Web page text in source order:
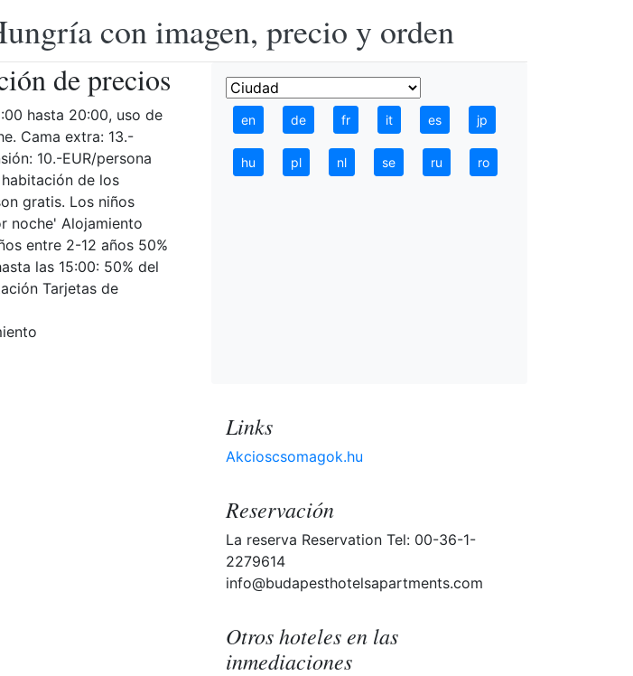
con imagen, precio y orden
de precios
hasta 20:00, uso de
Cama extra: 13.-
10.-EUR/persona
de los
gratis. Los niños
noche' Alojamiento
entre 2-12 años 50%
las 15:00: 50% del
Tarjetas de
en de fr it es jp
hu pl nl se ru ro
Links
Akcioscsomagok.hu
Reservación
La reserva Reservation Tel: 00-36-1-
2279614
info@budapesthotelsapartments.com
Otros hoteles en las
inmediaciones